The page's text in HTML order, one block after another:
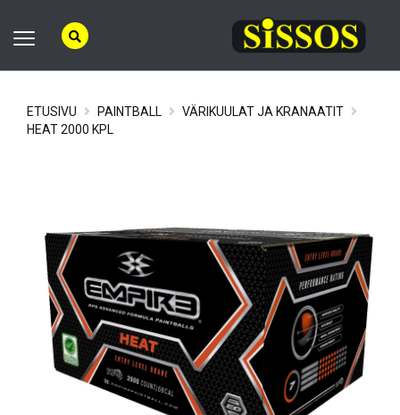
ETUSIVU PAINTBALL
VÄRIKUULAT JA KRANAATIT
HEAT 2000 KPL